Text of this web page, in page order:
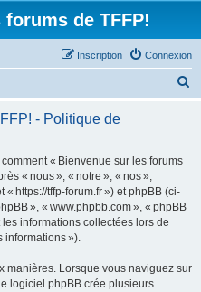
de TFFP!
Connexion
Inscription
h
- Politique de
« Bienvenue sur les forums
« nous », « notre », « nos »,
« https://tffp-forum.fr ») et phpBB (ci-
», « www.phpbb.com », « phpBB
informations collectées lors de
informations »).
manières. Lorsque vous naviguez sur
logiciel phpBB crée plusieurs